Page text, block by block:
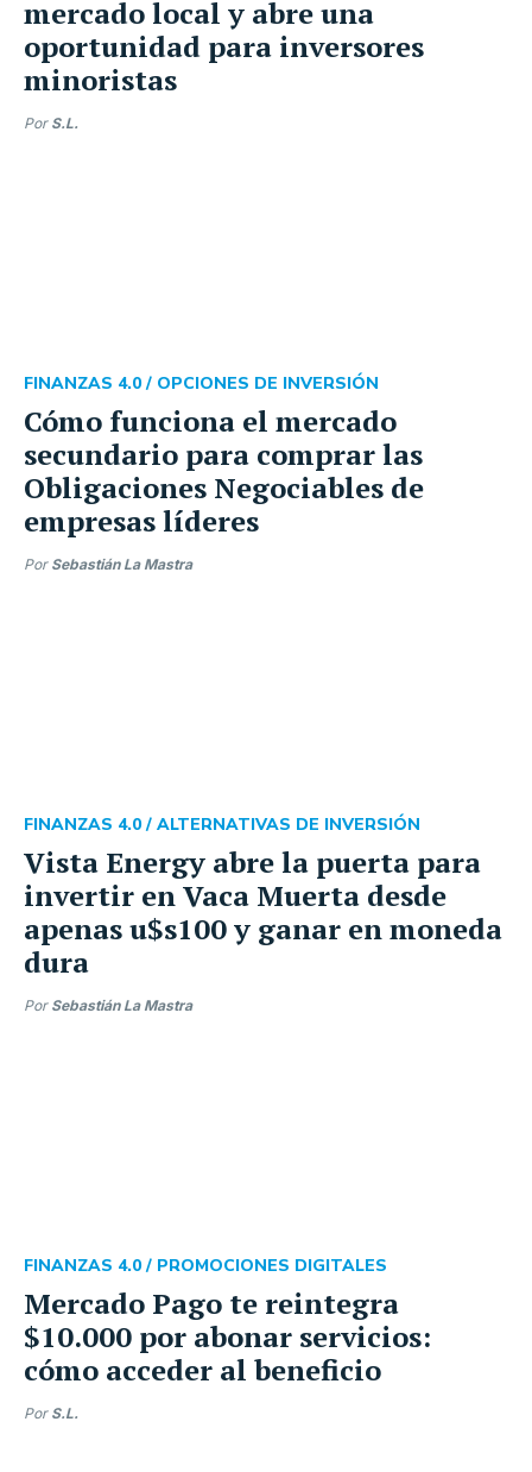
mercado local y abre una
oportunidad para inversores
minoristas
Por S.L.
Cómo funciona el mercado
secundario para comprar las
Obligaciones Negociables de
empresas líderes
FINANZAS 4.0 / OPCIONES DE INVERSIÓN
Por Sebastián La Mastra
Vista Energy abre la puerta para
invertir en Vaca Muerta desde
apenas u$s100 y ganar en moneda
dura
FINANZAS 4.0 / ALTERNATIVAS DE INVERSIÓN
Por Sebastián La Mastra
Mercado Pago te reintegra
$10.000 por abonar servicios:
cómo acceder al beneficio
FINANZAS 4.0 / PROMOCIONES DIGITALES
Por S.L.